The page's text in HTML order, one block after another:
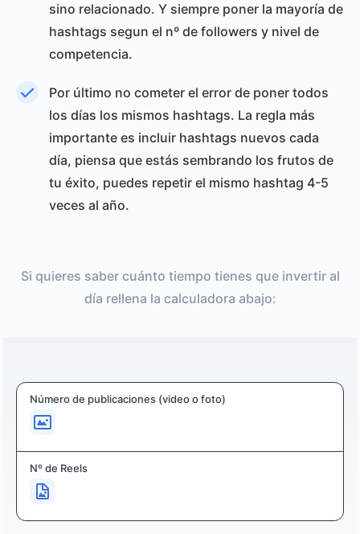
sino relacionado. Y siempre poner la mayoría de
hashtags segun el nº de followers y nivel de
competencia.
Por último no cometer el error de poner todos
los días los mismos hashtags. La regla más
importante es incluir hashtags nuevos cada
día, piensa que estás sembrando los frutos de
tu éxito, puedes repetir el mismo hashtag 4-5
veces al año.
Si quieres saber cuánto tiempo tienes que invertir al
día rellena la calculadora abajo:
Número de publicaciones (video o foto)
Nº de Reels